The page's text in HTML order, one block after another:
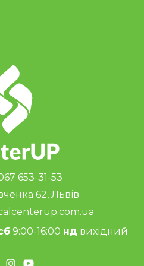
653-31-53
62, Львів
9:00-16:00 нд вихідний